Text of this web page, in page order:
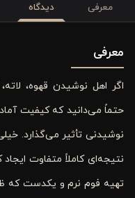
معرفی دیدگاه
معرفی
اگر اهل نوشیدن قهوه،
حتماً می‌دانید که کیفیت
نوشیدنی تأثیر می‌گذارد.
نتیجه‌ای کاملاً متفاوت
تهیه فوم نرم و یکدست که